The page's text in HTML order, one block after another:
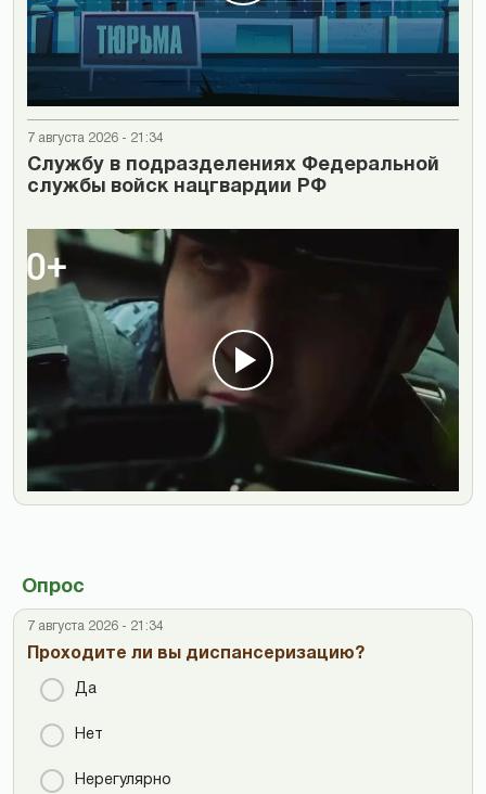
7 августа 2026 - 21:34
Cлужбу в подразделениях Федеральной
службы войск нацгвардии РФ
Опрос
7 августа 2026 - 21:34
Проходите ли вы диспансеризацию?
Да
Нет
Нерегулярно